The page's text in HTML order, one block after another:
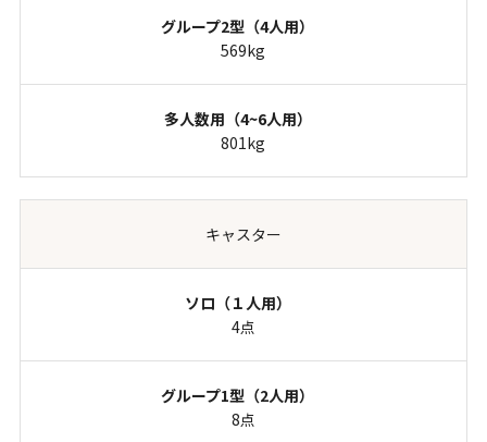
569kg
801kg
キャスター
4点
8点